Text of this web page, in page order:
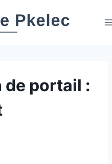
portail :